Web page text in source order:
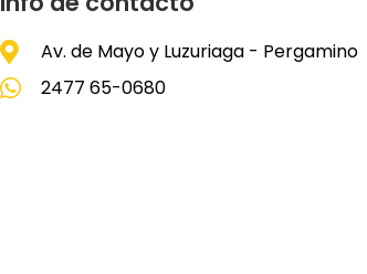
Av. de Mayo y Luzuriaga - Pergamino
2477 65-0680